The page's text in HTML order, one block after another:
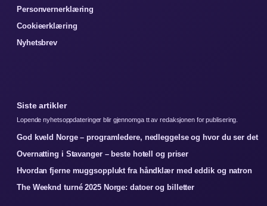
Personvernerklæring
Cookieerklæring
Nyhetsbrev
Siste artikler
Lopende nyhetsoppdateringer blir gjennomga tt av redaksjonen for publisering.
God kveld Norge – programledere, nedleggelse og hvor du ser det
Overnatting i Stavanger – beste hotell og priser
Hvordan fjerne muggsopplukt fra håndklær med eddik og natron
The Weeknd turné 2025 Norge: datoer og billetter